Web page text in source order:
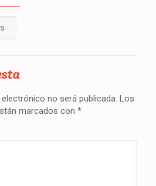
no será publicada. Los
marcados con *